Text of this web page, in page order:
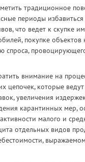
традиционное
периоды
что ведет к скупке
покупке
спроса,
внимание на
цепочек, которые
увеличения
карантинных мер,
малого и
отдельных видов